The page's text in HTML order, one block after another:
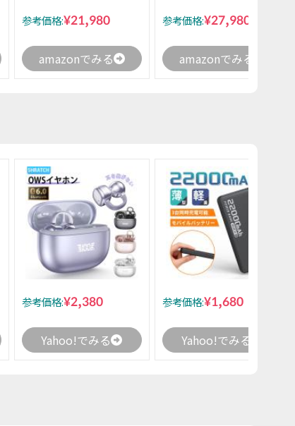
参考価格:¥21,980
amazonでみる
参考価格:¥27,980
amazonでみる
参考価格:¥2,380
Yahoo!でみる
参考価格:¥1,680
Yahoo!でみる